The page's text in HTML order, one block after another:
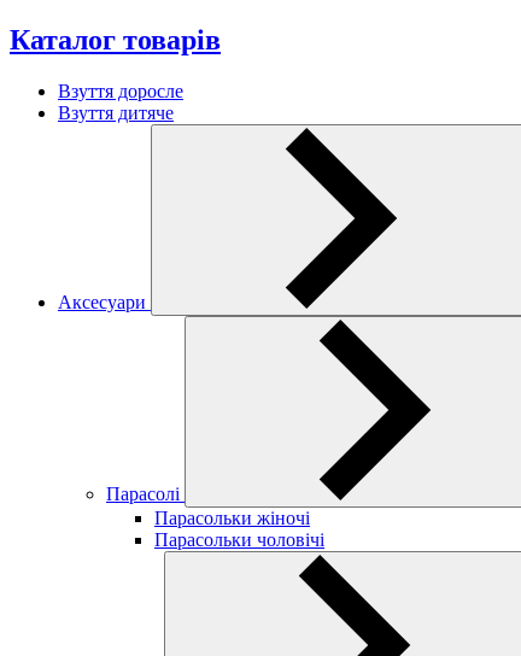
Каталог товарів
Взуття доросле
Взуття дитяче
Аксесуари
Парасолі
Парасольки жіночі
Парасольки чоловічі